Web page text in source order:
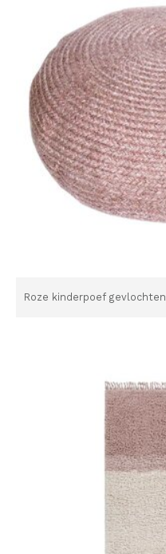
Roze kinderpoef gevlochten